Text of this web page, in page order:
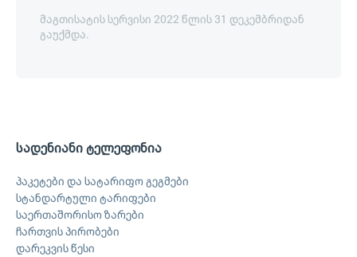
მაგთისატის სერვისი 2022 წლის 31 დეკემბრიდან
გაუქმდა.
სადენიანი ტელეფონია
პაკეტები და სატარიფო გეგმები
სტანდარტული ტარიფები
საერთაშორისო ზარები
ჩართვის პირობები
დარეკვის წესი